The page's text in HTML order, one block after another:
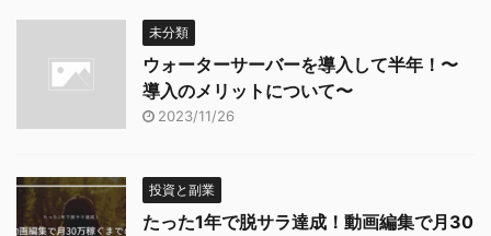
未分類
ウォーターサーバーを導入して半年！〜
導入のメリットについて〜
2023/11/26
投資と副業
たった1年で脱サラ達成！動画編集で月30